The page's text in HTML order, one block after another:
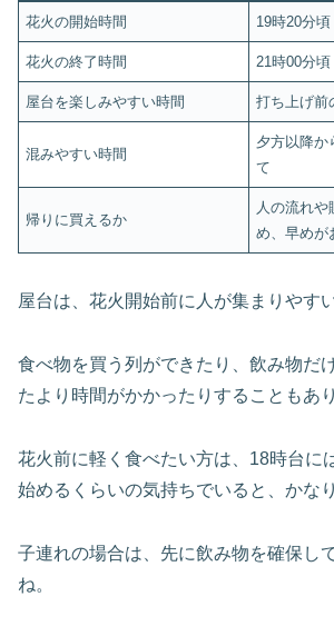
花火の開始時間 19時20分頃
花火の終了時間 21時00分頃
屋台を楽しみやすい時間 打ち上げ前
混みやすい時間
夕方以降か
て
帰りに買えるか
人の流れや
め、早めが
屋台は、花火開始前に人が集まりやす
食べ物を買う列ができたり、飲み物だ
たより時間がかかったりすることもあ
花火前に軽く食べたい方は、18時台に
始めるくらいの気持ちでいると、かな
子連れの場合は、先に飲み物を確保し
ね。